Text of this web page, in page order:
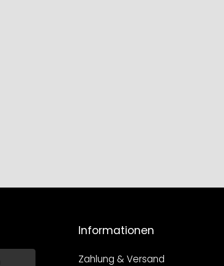
Informationen
Zahlung & Versand